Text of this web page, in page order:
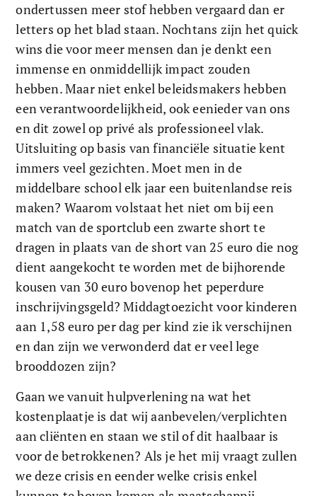
ondertussen meer stof hebben vergaard dan er
letters op het blad staan. Nochtans zijn het quick
wins die voor meer mensen dan je denkt een
immense en onmiddellijk impact zouden
hebben. Maar niet enkel beleidsmakers hebben
een verantwoordelijkheid, ook eenieder van ons
en dit zowel op privé als professioneel vlak.
Uitsluiting op basis van financiële situatie kent
immers veel gezichten. Moet men in de
middelbare school elk jaar een buitenlandse reis
maken? Waarom volstaat het niet om bij een
match van de sportclub een zwarte short te
dragen in plaats van de short van 25 euro die nog
dient aangekocht te worden met de bijhorende
kousen van 30 euro bovenop het peperdure
inschrijvingsgeld? Middagtoezicht voor kinderen
aan 1,58 euro per dag per kind zie ik verschijnen
en dan zijn we verwonderd dat er veel lege
brooddozen zijn?
Gaan we vanuit hulpverlening na wat het
kostenplaatje is dat wij aanbevelen/verplichten
aan cliënten en staan we stil of dit haalbaar is
voor de betrokkenen? Als je het mij vraagt zullen
we deze crisis en eender welke crisis enkel